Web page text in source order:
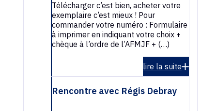
Télécharger c’est bien, acheter votre
exemplaire c’est mieux ! Pour
commander votre numéro : Formulaire
à imprimer en indiquant votre choix +
chèque à l’ordre de l’AFMJF + (…)
lire la suite
Rencontre avec Régis Debray